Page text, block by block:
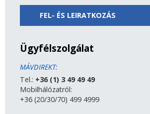
FEL- ÉS LEIRATKOZÁS
Ügyfélszolgálat
MÁVDIREKT:
Tel.: +36 (1) 3 49 49 49
Mobilhálózatról:
+36 (20/30/70) 499 4999